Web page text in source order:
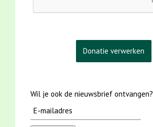
Wil je ook de nieuwsbrief ontvangen?